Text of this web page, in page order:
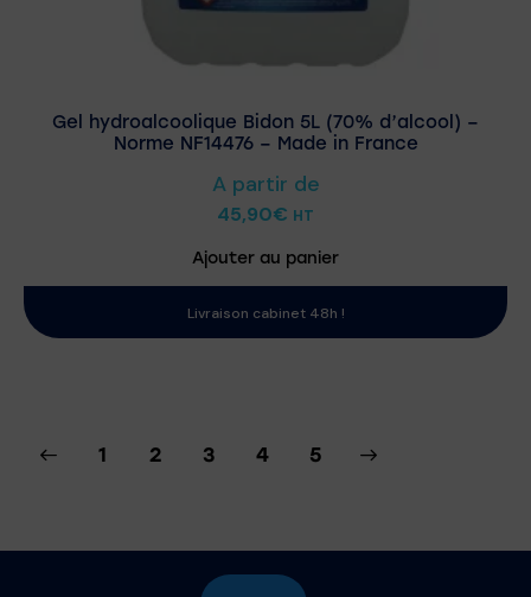
Gel hydroalcoolique Bidon 5L (70% d’alcool) –
Norme NF14476 – Made in France
A partir de
45,90€ HT
Ajouter au panier
Livraison cabinet 48h !
1 2 3 4 5
→